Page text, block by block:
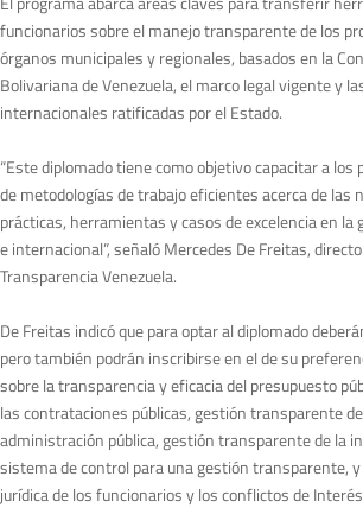
funcionarios sobre el manejo transparente de los
órganos municipales y regionales, basados en la
Bolivariana de Venezuela, el marco legal vigente y
internacionales ratificadas por el Estado.
“Este diplomado tiene como objetivo capacitar a
de metodologías de trabajo eficientes acerca de las
prácticas, herramientas y casos de excelencia en la
e internacional”, señaló Mercedes De Freitas,
Transparencia Venezuela.
De Freitas indicó que para optar al diplomado
pero también podrán inscribirse en el de su
sobre la transparencia y eficacia del presupuesto
las contrataciones públicas, gestión transparente
administración pública, gestión transparente de la
sistema de control para una gestión transparente,
jurídica de los funcionarios y los conflictos de